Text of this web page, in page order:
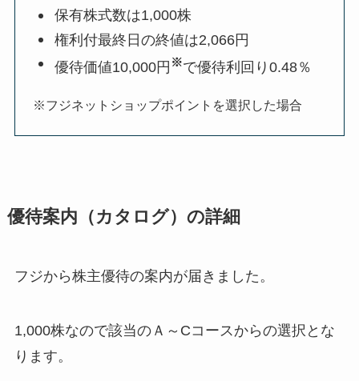
保有株式数は1,000株
権利付最終日の終値は2,066円
優待価値10,000円 ※で優待利回り0.48％
※フジネットショップポイントを選択した場合
優待案内（カタログ）の詳細
フジから株主優待の案内が届きました。
1,000株なので該当のＡ～Cコースからの選択とな
ります。